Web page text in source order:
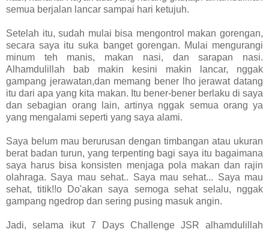
semua berjalan lancar sampai hari ketujuh.
Setelah itu, sudah mulai bisa mengontrol makan gorengan,
secara saya itu suka banget gorengan. Mulai mengurangi
minum teh manis, makan nasi, dan sarapan nasi.
Alhamdulillah bab makin kesini makin lancar, nggak
gampang jerawatan,dan memang bener lho jerawat datang
itu dari apa yang kita makan. Itu bener-bener berlaku di saya
dan sebagian orang lain, artinya nggak semua orang ya
yang mengalami seperti yang saya alami.
Saya belum mau berurusan dengan timbangan atau ukuran
berat badan turun, yang terpenting bagi saya itu bagaimana
saya harus bisa konsisten menjaga pola makan dan rajin
olahraga. Saya mau sehat.. Saya mau sehat... Saya mau
sehat, titik!!o Do'akan saya semoga sehat selalu, nggak
gampang ngedrop dan sering pusing masuk angin.
Jadi, selama ikut 7 Days Challenge JSR alhamdulillah